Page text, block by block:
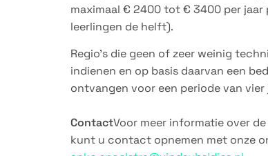
maximaal € 2400 tot € 3400 per jaar
leerlingen de helft).
Regio’s die geen of zeer weinig
indienen en op basis daarvan een
ontvangen voor een periode van vier
ContactVoor meer informatie over
kunt u contact opnemen met onze